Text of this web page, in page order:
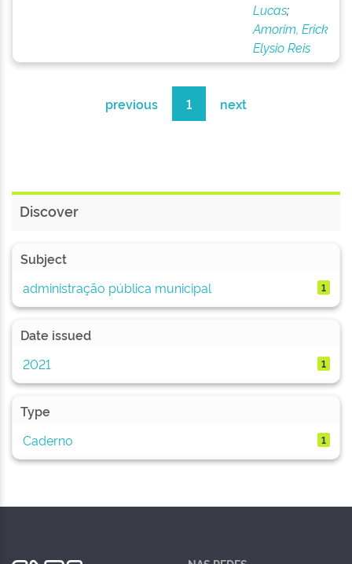
Lucas;
Amorim, Erick
Elysio Reis
previous 1 next
Discover
Subject
administração pública municipal
1
Date issued
2021
1
Type
Caderno
1